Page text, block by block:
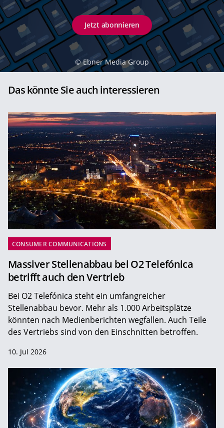
Jetzt abonnieren
© Ebner Media Group
Das könnte Sie auch interessieren
CONSUMER COMMUNICATIONS
Massiver Stellenabbau bei O2 Telefónica
betrifft auch den Vertrieb
Bei O2 Telefónica steht ein umfangreicher
Stellenabbau bevor. Mehr als 1.000 Arbeitsplätze
könnten nach Medienberichten wegfallen. Auch Teile
des Vertriebs sind von den Einschnitten betroffen.
10. Jul 2026